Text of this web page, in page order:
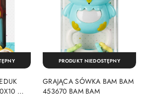
WB
GRAJĄCA SÓWKA BAM BAM
453670 BAM BAM
PRODUKT NIEDOSTĘPNY